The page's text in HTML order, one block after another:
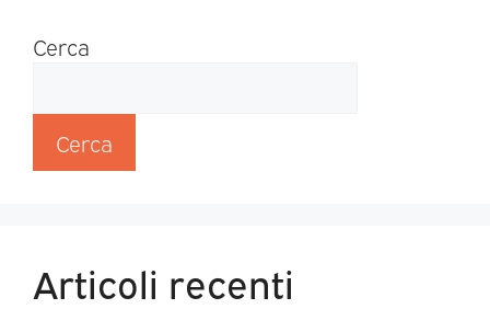
Cerca
Cerca
Articoli recenti